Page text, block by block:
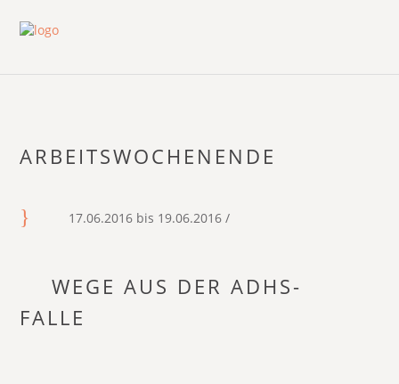
ARBEITSWOCHENENDE
17.06.2016 bis 19.06.2016 /
WEGE AUS DER ADHS-
FALLE